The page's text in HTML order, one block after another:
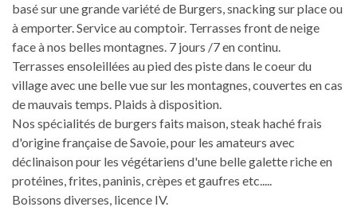
basé sur une grande variété de Burgers, snacking sur place ou
à emporter. Service au comptoir. Terrasses front de neige
face à nos belles montagnes. 7 jours /7 en continu.
Terrasses ensoleillées au pied des piste dans le coeur du
village avec une belle vue sur les montagnes, couvertes en cas
de mauvais temps. Plaids à disposition.
Nos spécialités de burgers faits maison, steak haché frais
d'origine française de Savoie, pour les amateurs avec
déclinaison pour les végétariens d'une belle galette riche en
protéines, frites, paninis, crèpes et gaufres etc.....
Boissons diverses, licence IV.